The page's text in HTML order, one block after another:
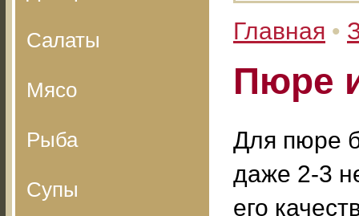
Салаты
Мясо
Рыба
Супы
Главная •
Пюре
Для пюре
даже 2-3
его